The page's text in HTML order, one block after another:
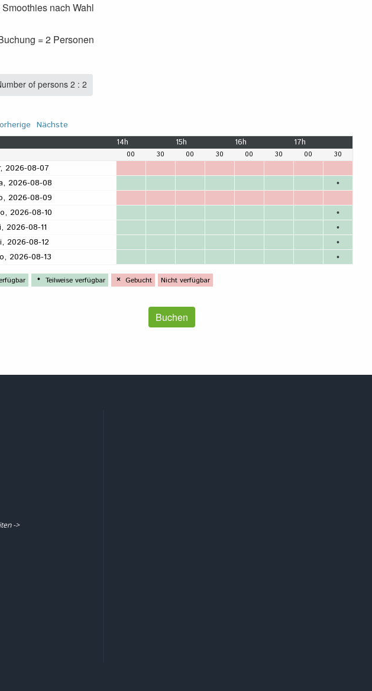
nach Wahl
= 2 Personen
of persons 2 : 2
Buchen
->